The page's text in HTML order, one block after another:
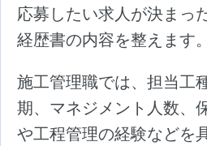
応募したい求人が決まっ
経歴書の内容を整えます。
施工管理職では、担当工
期、マネジメント人数、
や工程管理の経験などを